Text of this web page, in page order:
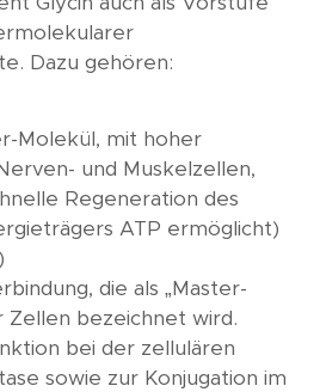
Dazu gehören:
Molekül, mit hoher
und Muskelzellen,
Regeneration des
ATP ermöglicht)
die als „Master-
Zellen bezeichnet wird.
bei der zellulären
sowie zur Konjugation im